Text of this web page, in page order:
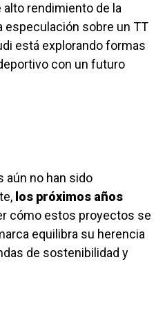
rendimiento de la
especulación sobre un TT
está explorando formas
con un futuro
aún no han sido
los próximos años
cómo estos proyectos se
equilibra su herencia
de sostenibilidad y